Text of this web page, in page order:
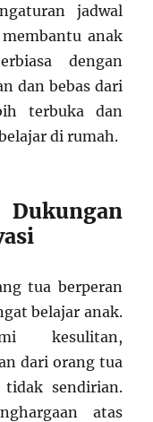
jadwal
anak
dengan
dan bebas dari
terbuka dan
di rumah.
tua berperan
belajar anak.
kesulitan,
dari orang tua
tidak sendirian.
atas